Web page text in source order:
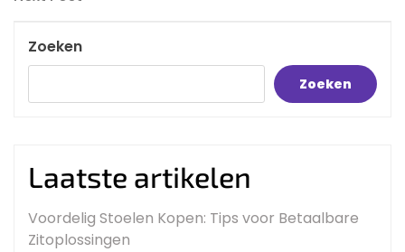
Zoeken
Zoeken
Laatste artikelen
Voordelig Stoelen Kopen: Tips voor Betaalbare
Zitoplossingen